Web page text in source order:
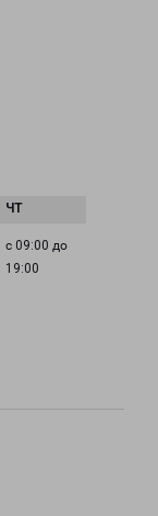
с 09:00 до
19:00